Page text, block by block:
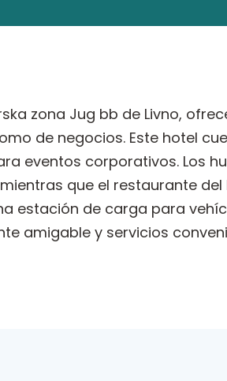
zona Jug bb de Livno,
de negocios. Este hotel
eventos corporativos. Los
que el restaurante
estación de carga para
amigable y servicios